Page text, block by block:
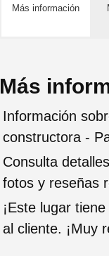
Más información
Más
Información
constructora -
Consulta
fotos y reseñas
¡Este lugar
al cliente. ¡Muy